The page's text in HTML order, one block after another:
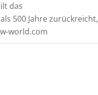
das
500 Jahre zurückreicht,
world.com